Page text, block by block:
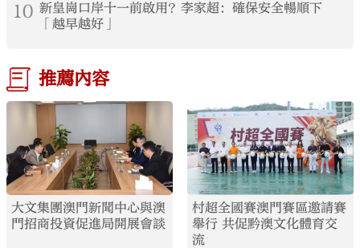
10 新皇崗口岸十一前啟用？李家超：確保安全暢順下
「越早越好」
推薦內容
大文集團澳門新聞中心與澳
門招商投資促進局開展會談
村超全國賽澳門賽區邀請賽
舉行 共促黔澳文化體育交
流